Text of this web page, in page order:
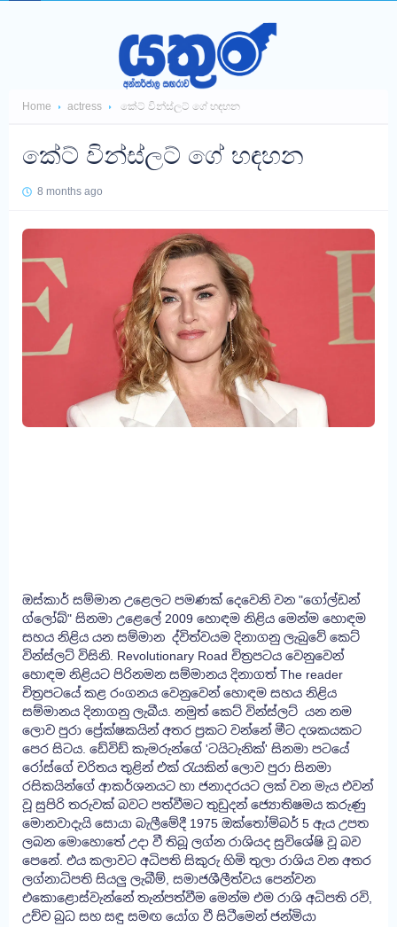
Home actress කේට් වින්ස්ලට් ගේ හඳහන
කේට් වින්ස්ලට් ගේ හඳහන
8 months ago
ඔස්කාර් සම්මාන උළෙලට පමණක් දෙවෙනි වන "ගෝල්ඩන්
ග්ලෝබ්" සිනමා උළෙලේ 2009 හොඳම නිළිය මෙන්ම හොඳම
සහය නිළිය යන සම්මාන ද්විත්වයම දිනාගනු ලැබුවේ කෙට්
වින්ස්ලට් විසිනි. Revolutionary Road චිත්‍රපටය වෙනුවෙන්
හොඳම නිළියට පිරිනමන සම්මානය දිනාගත් The reader
චිත්‍රපටයේ කළ රංගනය වෙනුවෙන් හොඳම සහය නිළිය
සම්මානය දිනාගනු ලැබීය. නමුත් කෙට් වින්ස්ලට් යන නම
ලොව පුරා ප්‍රේක්ෂකයින් අතර ප්‍රකට වන්නේ මීට දශකයකට
පෙර සිටය. ඩේවිඩ් කැමරුන්ගේ 'ටයිටැනික්' සිනමා පටයේ
රෝස්ගේ චරිතය තුළින් එක් රැයකින් ලොව පුරා සිනමා
රසිකයින්ගේ ආකර්ශනයට හා ජනාදරයට ලක් වන මැය එවන්
වූ සුපිරි තරුවක් බවට පත්වීමට තුඩුදන් ජ්‍යොතිෂමය කරුණු
මොනවාදැයි සොයා බැලීමේදී 1975 ඔක්තෝම්බර් 5 ඇය උපත
ලබන මොහොතේ උදා වී තිබූ ලග්න රාශියද සුවිශේෂි වූ බව
පෙනේ. එය කලාවට අධිපති සිකුරු හිමි තුලා රාශිය වන අතර
ලග්නාධිපති සියලු ලැබීම්, සමාජශීලීත්වය පෙන්වන
එකොළොස්වැන්නේ තැන්පත්වීම මෙන්ම එම රාශි අධිපති රවි,
උච්ච බුධ සහ සඳු සමඟ යෝග වී සිටීමෙන් ජන්මියා